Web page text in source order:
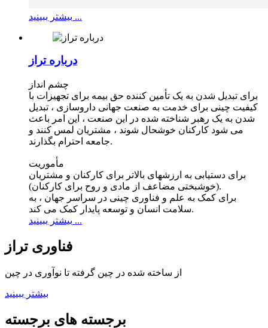
بیشتر ببینید ...
درباره تراز
چشم انداز
برای تبدیل شدن به یک تأمین کننده حق بیمه برای تجهیزات با
کیفیت چینی برای خدمت به صنعت جهانی داروسازی ، تبدیل
شدن به یک رهبر شناخته شده در این صنعت ، این امر باعث
می شود کارکنان خوشحال شوند ، مشتریان لمس کنند و
جامعه احترام بگذارند.
مأموریت
برای دستیابی به ارزشهای بالاتر برای کارکنان و مشتریان
(خوشبختی مضاعف از مادی و روح برای کارکنان).
برای کمک به علم و فناوری چینی در سراسر جهان ، به
سلامت انسان و توسعه پایدار کمک می کند.
بیشتر ببینید ...
فناوری تراز
از ساخته شده در چین گرفته تا نوآوری در چین
بیشتر ببینید
برجسته های برجسته